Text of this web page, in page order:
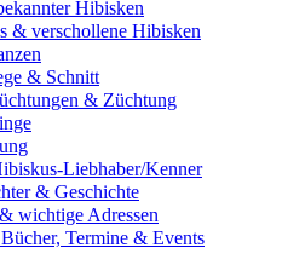
Hibisken
verschollene Hibisken
& Schnitt
& Züchtung
Liebhaber/Kenner
& Geschichte
wichtige Adressen
Termine & Events